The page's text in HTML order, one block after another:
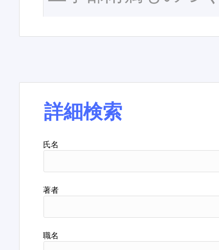
詳細検索
氏名
著者
職名